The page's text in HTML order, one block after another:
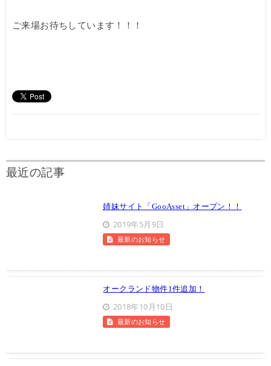
ご来場お待ちしています！！！
最近の記事
姉妹サイト「GooAsset」オープン！！
2019年5月9日
最新のお知らせ
オークランド物件1件追加！
2018年10月10日
最新のお知らせ